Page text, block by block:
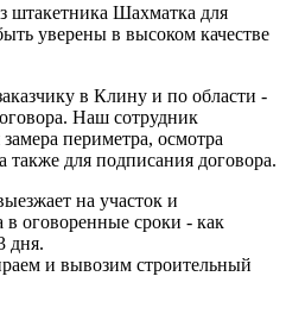
штакетника Шахматка для
уверены в высоком качестве
в Клину и по области -
Наш сотрудник
периметра, осмотра
также для подписания договора.
на участок и
в оговоренные сроки - как
дня.
и вывозим строительный